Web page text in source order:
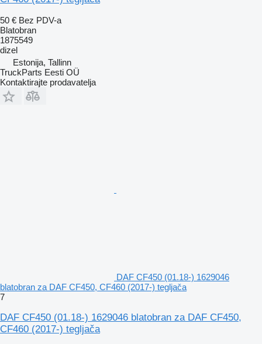
50 € Bez PDV-a
Blatobran
1875549
dizel
Estonija, Tallinn
TruckParts Eesti OÜ
Kontaktirajte prodavatelja
DAF CF450 (01.18-) 1629046
blatobran za DAF CF450, CF460 (2017-) tegljača
7
DAF CF450 (01.18-) 1629046 blatobran za DAF CF450,
CF460 (2017-) tegljača